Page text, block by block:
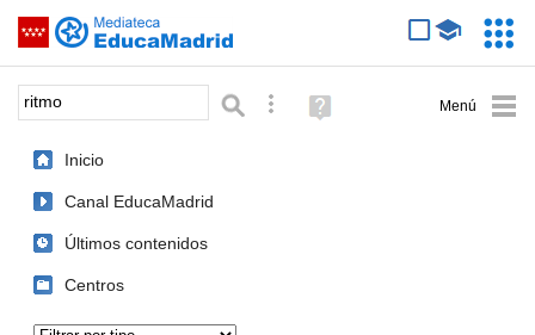
Saltar navegación
Palabra o frase: Búsqueda avanzada
Ayuda
(en
Inicio
Canal EducaMadrid
Últimos contenidos
Centros